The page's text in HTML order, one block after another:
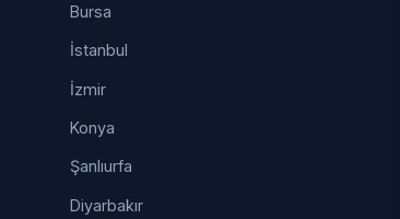
Bursa
İstanbul
İzmir
Konya
Şanlıurfa
Diyarbakır